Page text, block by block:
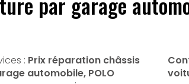
: Prix réparation châssis
automobile, POLO